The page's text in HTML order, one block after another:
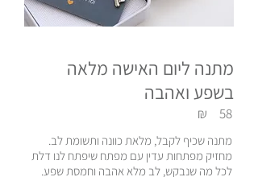
מתנה ליום האישה מלאה
בשפע ואהבה
58
₪
מתנה שכיף לקבל, מלאת כוונה ותשומת לב.
מחזיק מפתחות עדין עם מפתח שיפתח לנו דלת
לכל מה שנבקש, לב מלא אהבה וחמסת שפע.